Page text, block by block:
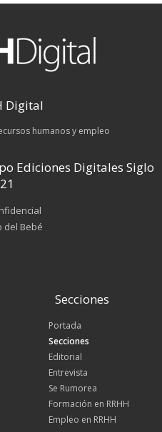
Digital
humanos y empleo
Ediciones Digitales Siglo
21
del Bebé
Secciones
Portada
Secciones
Editorial
Entrevista
Se Rumorea
Formación en RRHH
Empleo en RRHH